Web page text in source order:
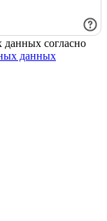
данных согласно
данных